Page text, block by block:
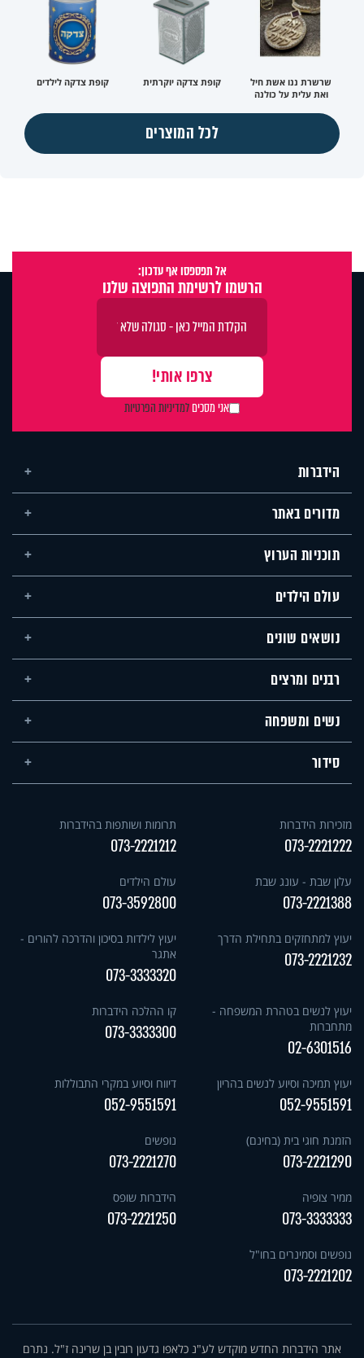
שרשרת ננו אשת חיל
ואת עלית על כולנה
קופת צדקה יוקרתית קופת צדקה לילדים
לכל המוצרים
אל תפספסו אף עדכון:
הרשמו לרשימת התפוצה שלנו
אני מסכיםלמדיניות הפרטיות
הידברות
מדורים באתר
תוכניות הערוץ
עולם הילדים
נושאים שונים
רבנים ומרצים
נשים ומשפחה
סידור
מזכירות הידברות
073-2221222
תרומות ושותפות בהידברות
073-2221212
עלון שבת - עונג שבת
073-2221388
עולם הילדים
073-3592800
יעוץ למתחזקים בתחילת הדרך
073-2221232
יעוץ לילדות בסיכון והדרכה להורים -
אתגר
073-3333320
יעוץ לנשים בטהרת המשפחה -
מתחברות
02-6301516
קו ההלכה הידברות
073-3333300
יעוץ תמיכה וסיוע לנשים בהריון
052-9551591
דיווח וסיוע במקרי התבוללות
052-9551591
הזמנת חוגי בית (בחינם)
073-2221290
נופשים
073-2221270
ממיר צופיה
073-3333333
הידברות שופס
073-2221250
נופשים וסמינרים בחו"ל
073-2221202
אתר הידברות החדש מוקדש לע"נ כלאפו גדעון רובין בן שרינה ז"ל. נתרם